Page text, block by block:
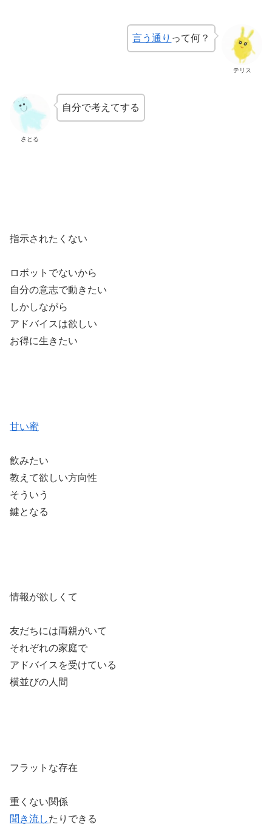
テリス
言う通り って何？
さとる
自分で考えてする
指示されたくない
ロボットでないから
自分の意志で動きたい
しかしながら
アドバイスは欲しい
お得に生きたい
甘い蜜
飲みたい
教えて欲しい方向性
そういう
鍵となる
情報が欲しくて
友だちには両親がいて
それぞれの家庭で
アドバイスを受けている
横並びの人間
フラットな存在
重くない関係
聞き流したりできる